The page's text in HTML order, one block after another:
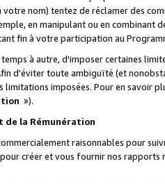
nom) tentez de réclamer des
en manipulant ou en combinant
fin à votre participation au
à autre, d'imposer certaines
d'éviter toute ambiguïté (et
imposées. Pour en savoir
»).
de la Rémunération
raisonnables pour
créer et vous fournir nos